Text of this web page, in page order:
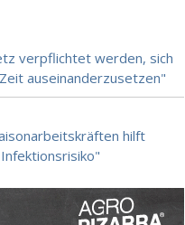
verpflichtet werden, sich
auseinanderzusetzen"
hilft